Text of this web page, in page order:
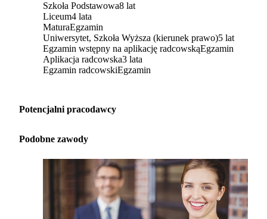
Szkoła Podstawowa8 lat
Liceum4 lata
MaturaEgzamin
Uniwersytet, Szkoła Wyższa (kierunek prawo)5 lat
Egzamin wstępny na aplikację radcowskąEgzamin
Aplikacja radcowska3 lata
Egzamin radcowskiEgzamin
Potencjalni pracodawcy
Podobne zawody